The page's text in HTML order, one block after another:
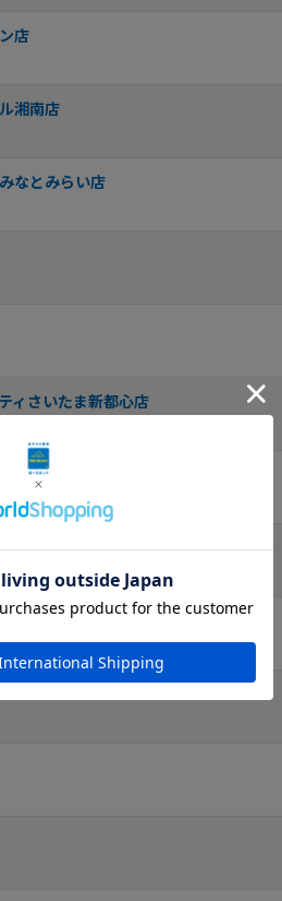
店
湘南店
なとみらい店
ィさいたま新都心店
ートタワーモール店